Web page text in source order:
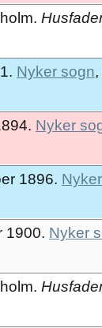
Nyker sogn
Nyker
1896.
1900. Nyker